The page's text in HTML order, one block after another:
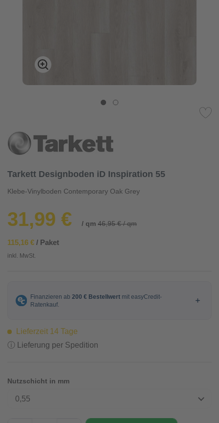
Tarkett Designboden iD Inspiration 55
Klebe-Vinylboden Contemporary Oak Grey
31,99 € / qm 46,95 € / qm
115,16 € / Paket
inkl. MwSt.
Lieferzeit 14 Tage
ⓘ Lieferung per Spedition
Nutzschicht in mm
0,55